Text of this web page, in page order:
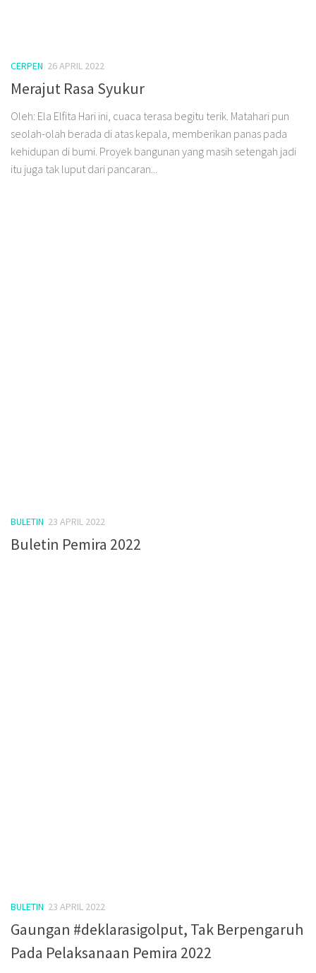
CERPEN 26 APRIL 2022
Merajut Rasa Syukur
Oleh: Ela Elfita Hari ini, cuaca terasa begitu terik. Matahari pun
seolah-olah berada di atas kepala, memberikan panas pada
kehidupan di bumi. Proyek bangunan yang masih setengah jadi
itu juga tak luput dari pancaran...
BULETIN 23 APRIL 2022
Buletin Pemira 2022
BULETIN 23 APRIL 2022
Gaungan #deklarasigolput, Tak Berpengaruh
Pada Pelaksanaan Pemira 2022